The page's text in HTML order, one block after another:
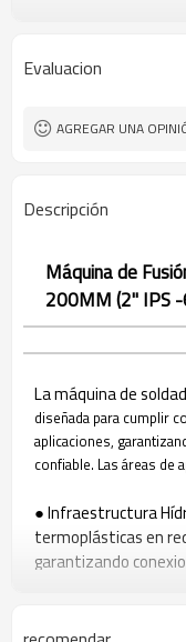
Evaluacion
AGREGAR UNA
Descripción
Máquina de
200MM (2" IPS
La máquina de
diseñada para cumplir
aplicaciones,
confiable. Las áreas de
● Infraestructura
termoplásticas en
garantizando
● Sistemas de
garantizando la